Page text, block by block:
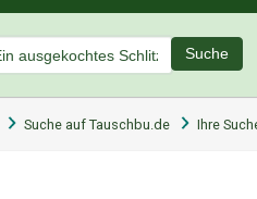
Suche
Suche auf Tauschbu.de Ihre